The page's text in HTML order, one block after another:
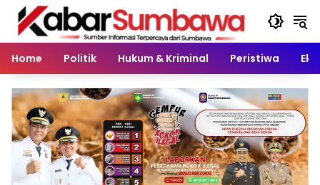
Langsung
konten
Home
Politik Hukum & Kriminal Peristiwa